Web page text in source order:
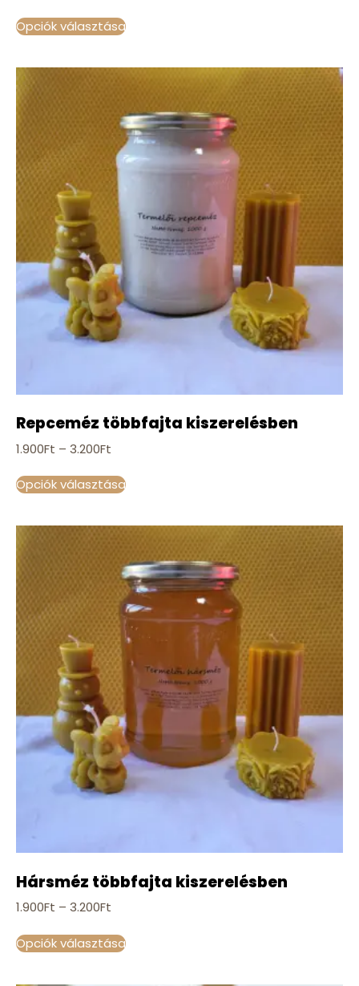
Opciók választása
Repceméz többfajta kiszerelésben
1.900Ft – 3.200Ft
Opciók választása
Hársméz többfajta kiszerelésben
1.900Ft – 3.200Ft
Opciók választása